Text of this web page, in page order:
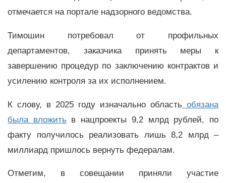
отмечается на портале надзорного ведомства.
Тимошин потребовал от профильных
департаментов, заказчика принять меры к
завершению процедур по заключению контрактов и
усилению контроля за их исполнением.
К слову, в 2025 году изначально область обязана
была вложить в нацпроекты 9,2 млрд рублей, по
факту получилось реализовать лишь 8,2 млрд –
миллиард пришлось вернуть федералам.
Отметим, в совещании приняли участие